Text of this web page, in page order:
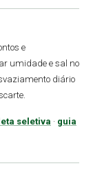
e
umidade e sal no
diário
seletiva · guia